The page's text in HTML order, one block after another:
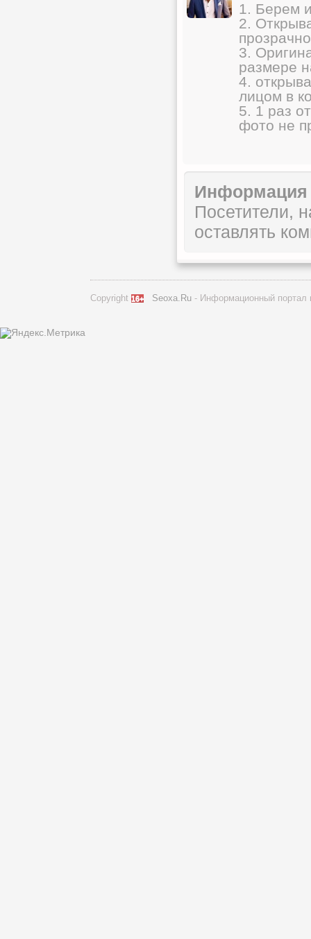
1. Берем
2.
3.
размере
4.
лицом в
5. 1 раз
фото не
Информация
Посетители,
оставлять
Copyright 16+ Seoxa.Ru - Информационный портал